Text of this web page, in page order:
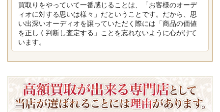
買取りをやっていて一番感じることは、「お客様のオーデ
ィオに対する思いは様々」だということです。だから、思
い出深いオーディオを譲っていただく際には「商品の価値
を正しく判断し査定する」ことを忘れないように心がけて
います。